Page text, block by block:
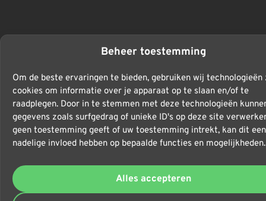
Beheer toestemming
Om de beste ervaringen te bieden, gebruiken wij technologieën
cookies om informatie over je apparaat op te slaan en/of te
raadplegen. Door in te stemmen met deze technologieën
gegevens zoals surfgedrag of unieke ID's op deze site
geen toestemming geeft of uw toestemming intrekt, kan dit een
nadelige invloed hebben op bepaalde functies en mogelijkheden.
Alles accepteren